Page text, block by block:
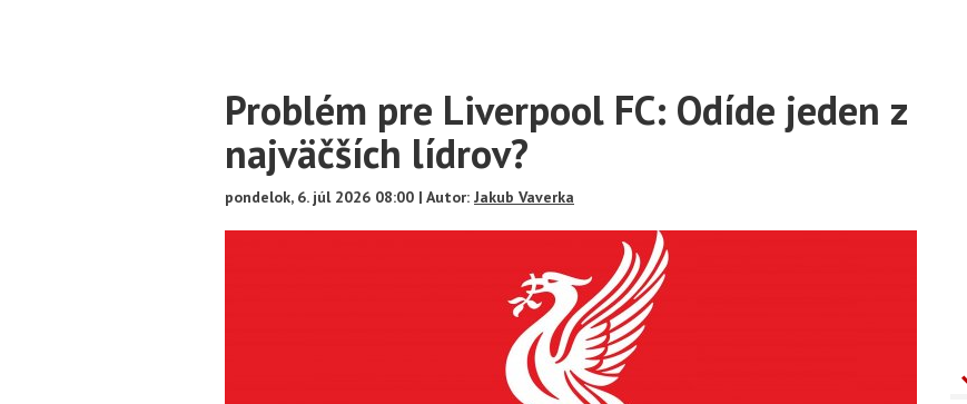
Main
Content
Problém pre Liverpool FC: Odíde jeden z
najväčších lídrov?
pondelok, 6. júl 2026 08:00 | Autor: Jakub Vaverka